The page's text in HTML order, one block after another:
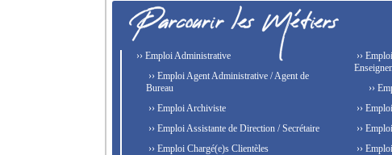
›› Emploi Administrative
›› Emploi Agent Administrative / Agent de
Bureau
›› Emploi Archiviste
›› Emploi Assistante de Direction / Secrétaire
›› Emploi Chargé(e)s Clientèles
››
››
››
››
››